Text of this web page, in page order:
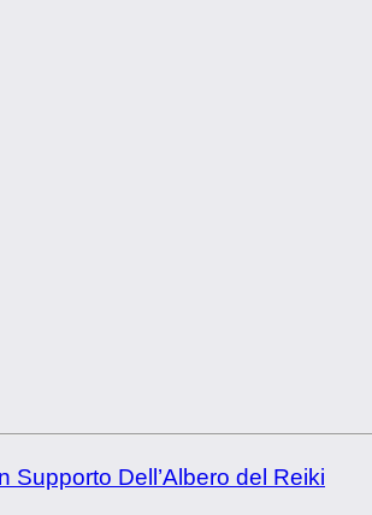
Supporto Dell’Albero del Reiki